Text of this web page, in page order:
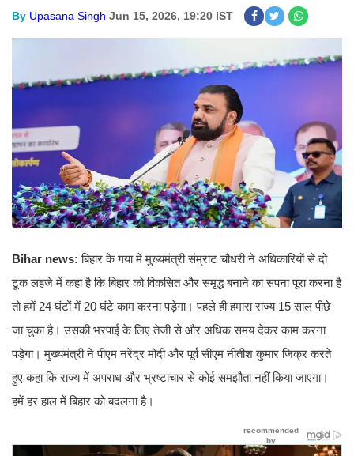
By Upasana Singh Jun 15, 2026, 19:20 IST
Bihar news:बिहार के गया में मुख्यमंत्री संम्राट चौधरी ने अधिकारियों से दो
टूक लहजे में कहा है कि बिहार को विकसित और समृद्ध बनाने का सपना पूरा करना है
तो हमें 24 घंटों में 20 घंटे काम करना पड़ेगा। पहले ही हमारा राज्य 15 साल पीछे
जा चुका है। उसकी भरपाई के लिए तेजी से और अधिक समय देकर काम करना
पड़ेगा। मुख्यमंत्री ने पीएम नरेंद्र मोदी और पूर्व सीएम नीतीश कुमार जिक्र करते
हुए कहा कि राज्य में अपराध और भ्रष्टाचार से कोई समझौता नहीं किया जाएगा।
हमें हर हाल में बिहार को बदलना है।